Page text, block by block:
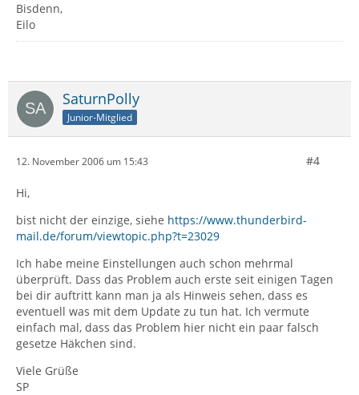
Bisdenn,
Eilo
SaturnPolly
Junior-Mitglied
12. November 2006 um 15:43 #4
Hi,
bist nicht der einzige, siehe https://www.thunderbird-
mail.de/forum/viewtopic.php?t=23029
Ich habe meine Einstellungen auch schon mehrmal
überprüft. Dass das Problem auch erste seit einigen Tagen
bei dir auftritt kann man ja als Hinweis sehen, dass es
eventuell was mit dem Update zu tun hat. Ich vermute
einfach mal, dass das Problem hier nicht ein paar falsch
gesetze Häkchen sind.
Viele Grüße
SP